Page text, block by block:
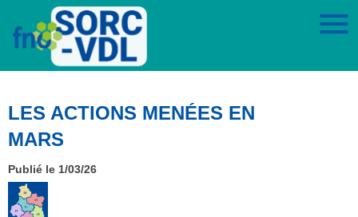
LES ACTIONS MENÉES EN
MARS
Publié le 1/03/26